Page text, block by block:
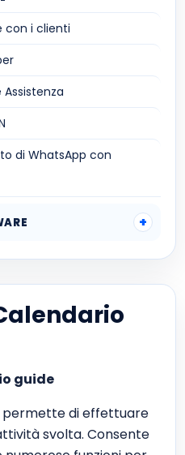
con i clienti
di WhatsApp con
guide
permette di effettuare
svolta. Consente